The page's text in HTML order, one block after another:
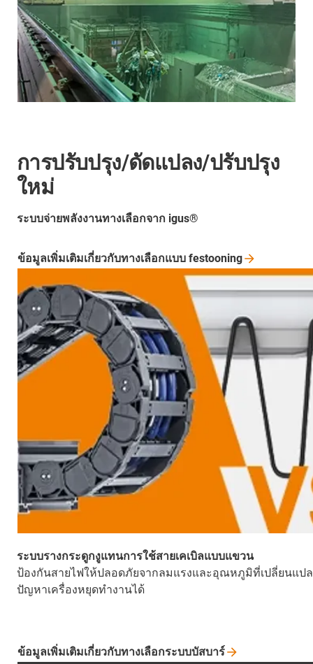
การปรับปรุง/ดัดแปลง/ปรับปรุง
ใหม่
ระบบจ่ายพลังงานทางเลือกจาก igus®
ระบบรางกระดูกงูแทนการใช้สายเคเบิลแบบแขวน
ป้องกันสายไฟให้ปลอดภัยจากลมแรงและอุณหภูมิที่เปลี่ยนแปล
ปัญหาเครื่องหยุดทำงานได้
ข้อมูลเพิ่มเติมเกี่ยวกับทางเลือกแบบ festooning
ข้อมูลเพิ่มเติมเกี่ยวกับทางเลือกระบบบัสบาร์